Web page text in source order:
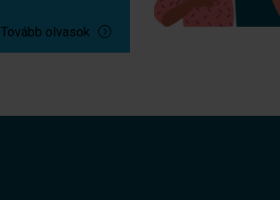
Tovább olvasok